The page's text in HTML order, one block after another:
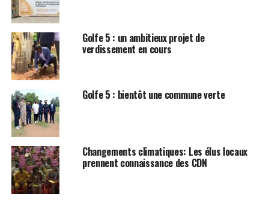
Golfe 5 : un ambitieux projet de
verdissement en cours
Golfe 5 : bientôt une commune verte
Changements climatiques: Les élus locaux
prennent connaissance des CDN